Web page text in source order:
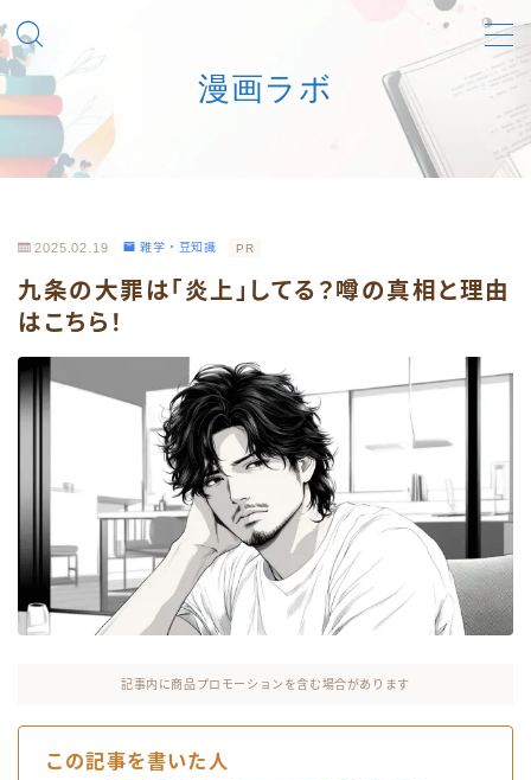
漫画ラボ
MENU
マンガを安心合法に楽しむための一次情報ナビ
お問い合わせフォーム
プライバシーポリシー
筆者あさひのプロフィール詳細
運営者情報
お役立ちリンク集
2025.02.19 雑学・豆知識 PR
九条の大罪は「炎上」してる？噂の真相と理由
はこちら！
記事内に商品プロモーションを含む場合があります
この記事を書いた人